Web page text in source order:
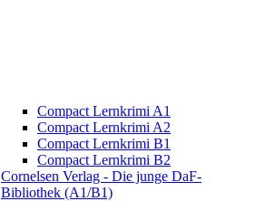
Compact Lernkrimi A1
Compact Lernkrimi A2
Compact Lernkrimi B1
Compact Lernkrimi B2
Cornelsen Verlag - Die junge DaF-
Bibliothek (A1/B1)